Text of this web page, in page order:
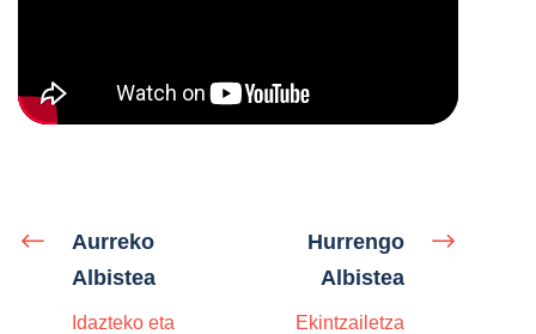
Aurreko
Albistea
Idazteko eta
Hurrengo
Albistea
Ekintzailetza